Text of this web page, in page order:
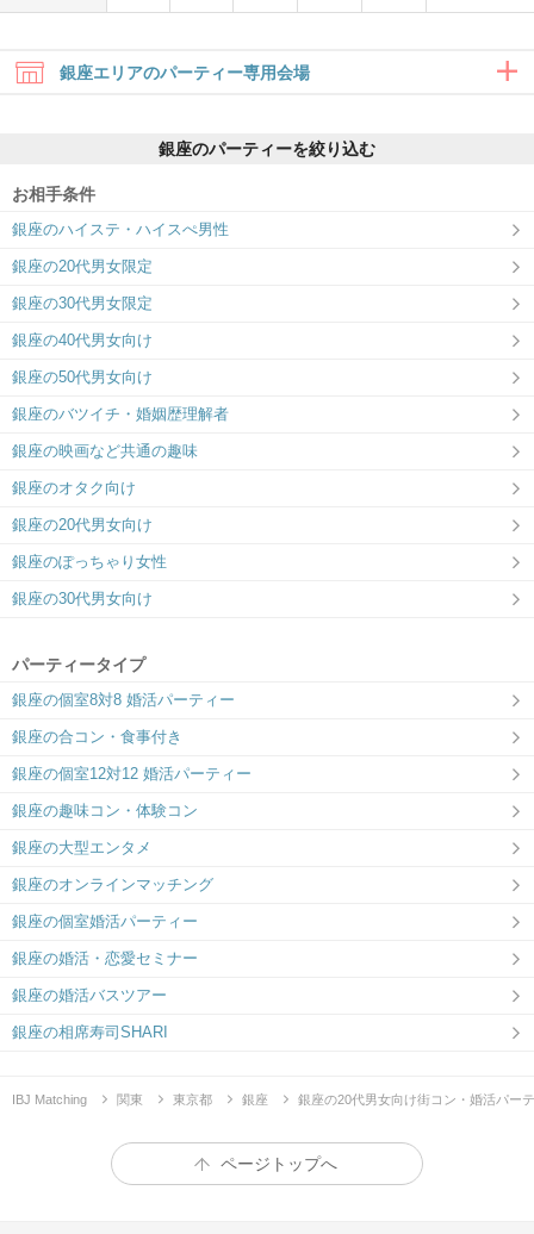
銀座エリアのパーティー専用会場
理想的な出会いを、銀座ラウンジで。
銀座のパーティーを絞り込む
お相手条件
銀座のハイステ・ハイスぺ男性
銀座の20代男女限定
銀座の30代男女限定
銀座の40代男女向け
銀座の50代男女向け
銀座のバツイチ・婚姻歴理解者
銀座の映画など共通の趣味
銀座のオタク向け
銀座の20代男女向け
銀座のぽっちゃり女性
銀座の30代男女向け
パーティータイプ
銀座の個室8対8 婚活パーティー
銀座の合コン・食事付き
銀座の個室12対12 婚活パーティー
銀座の趣味コン・体験コン
銀座の大型エンタメ
銀座のオンラインマッチング
銀座の個室婚活パーティー
銀座の婚活・恋愛セミナー
銀座の婚活バスツアー
銀座の相席寿司SHARI
IBJ Matching 関東 東京都 銀座 銀座の20代男女向け街コン・婚活パー
ページトップへ